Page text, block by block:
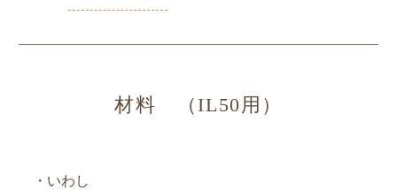
材料 （IL50用）
・いわし